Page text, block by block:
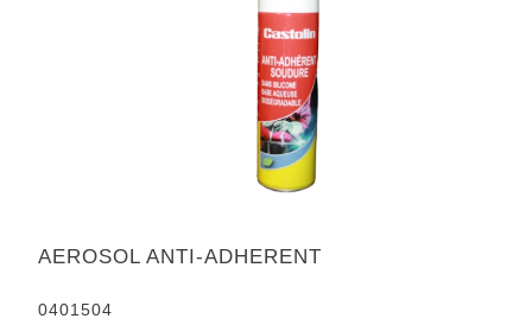
AEROSOL ANTI-ADHERENT
0401504